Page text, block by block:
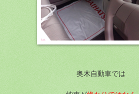
奥木自動車では